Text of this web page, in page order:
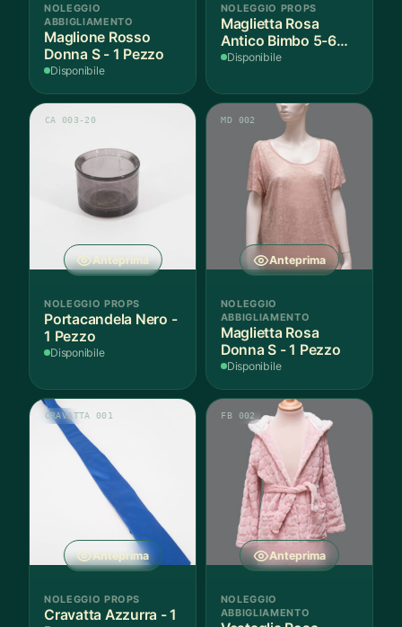
NOLEGGIO
ABBIGLIAMENTO
Maglione Rosso
Donna S - 1 Pezzo
Disponibile
NOLEGGIO PROPS
Maglietta Rosa
Antico Bimbo 5-6
Anni Cotone - 1
Disponibile
Anteprima
CA 003-20
NOLEGGIO PROPS
Portacandela Nero -
1 Pezzo
Disponibile
Anteprima
MD 002
NOLEGGIO
ABBIGLIAMENTO
Maglietta Rosa
Donna S - 1 Pezzo
Disponibile
Anteprima
CRAVATTA 001
NOLEGGIO PROPS
Cravatta Azzurra - 1
Anteprima
FB 002
NOLEGGIO
ABBIGLIAMENTO